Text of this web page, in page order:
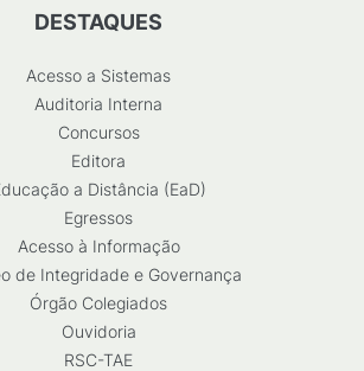
DESTAQUES
Acesso a Sistemas
Auditoria Interna
Concursos
Editora
a Distância (EaD)
Egressos
Acesso à Informação
de Integridade e Governança
Órgão Colegiados
Ouvidoria
RSC-TAE